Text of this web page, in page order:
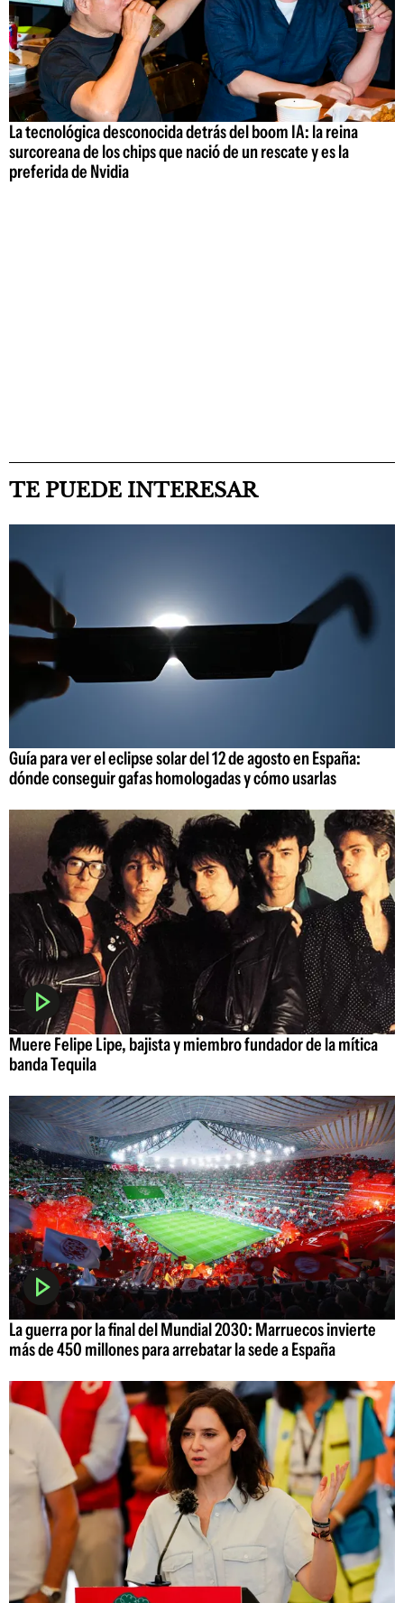
La tecnológica desconocida detrás del boom IA: la reina
surcoreana de los chips que nació de un rescate y es la
preferida de Nvidia
TE PUEDE INTERESAR
Guía para ver el eclipse solar del 12 de agosto en España:
dónde conseguir gafas homologadas y cómo usarlas
Muere Felipe Lipe, bajista y miembro fundador de la mítica
banda Tequila
La guerra por la final del Mundial 2030: Marruecos invierte
más de 450 millones para arrebatar la sede a España